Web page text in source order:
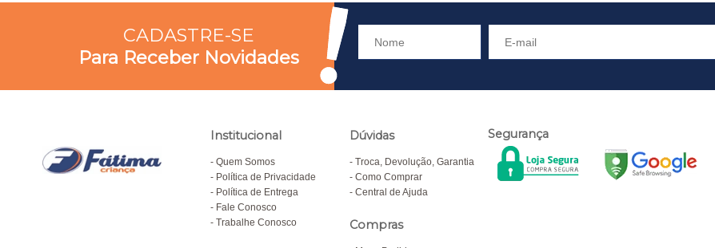
CADASTRE-SE
Para Receber Novidades
Institucional
Quem Somos
Política de Privacidade
Política de Entrega
Fale Conosco
Trabalhe Conosco
Dúvidas
Troca, Devolução, Garantia
Como Comprar
Central de Ajuda
Compras
Segurança